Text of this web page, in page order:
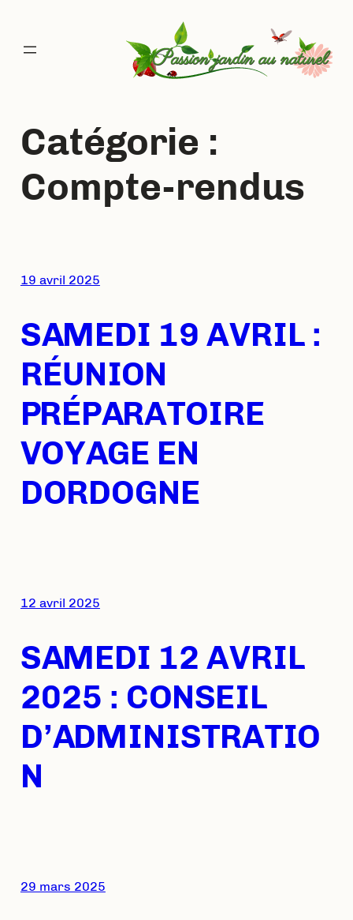
contenu
Catégorie :
Compte-rendus
19 avril 2025
SAMEDI 19 AVRIL :
RÉUNION
PRÉPARATOIRE
VOYAGE EN
DORDOGNE
12 avril 2025
SAMEDI 12 AVRIL
2025 : CONSEIL
D’ADMINISTRATIO
N
29 mars 2025